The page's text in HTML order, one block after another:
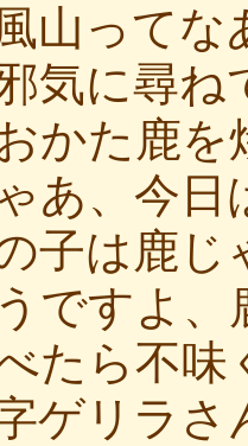
風山って
気に尋ね
おかた鹿
ゃあ、今
の子は鹿
うですよ
たら不味
字ゲリラ